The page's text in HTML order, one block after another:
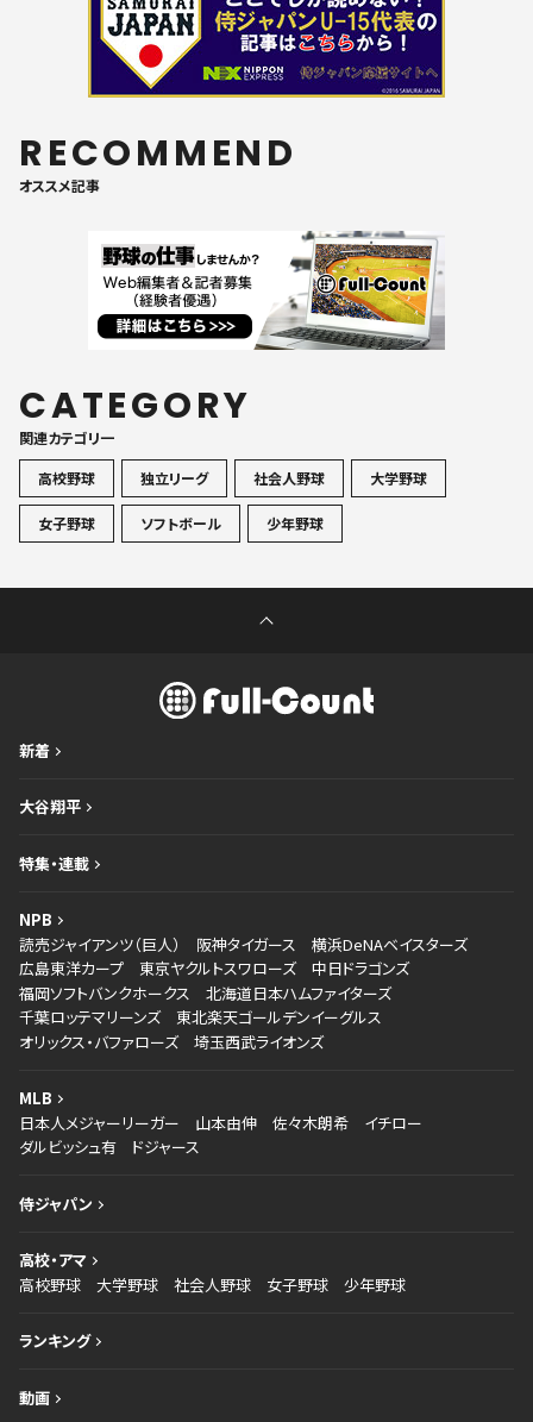
RECOMMEND
オススメ記事
CATEGORY
関連カテゴリ一
高校野球
独立リーグ 社会人野球 大学野球
女子野球 ソフトボール 少年野球
新着
大谷翔平
特集・連載
NPB
読売ジャイアンツ（巨人）
阪神タイガース
横浜DeNAベイスターズ
広島東洋カープ
東京ヤクルトスワローズ
中日ドラゴンズ
福岡ソフトバンクホークス
北海道日本ハムファイターズ
千葉ロッテマリーンズ
東北楽天ゴールデンイーグルス
オリックス・バファローズ
埼玉西武ライオンズ
MLB
日本人メジャーリーガー
山本由伸 佐々木朗希
イチロー
ダルビッシュ有
ドジャース
侍ジャパン
高校・アマ
高校野球
大学野球 社会人野球 女子野球 少年野球
ランキング
動画